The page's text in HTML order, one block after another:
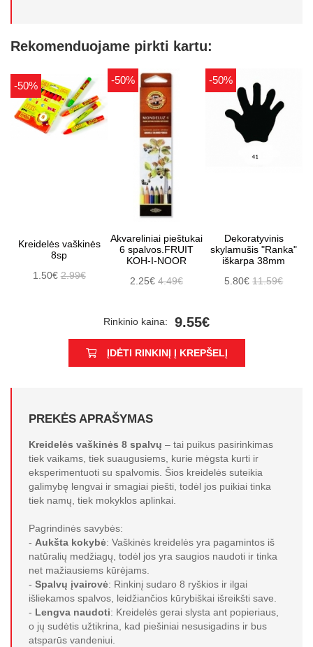
Rekomenduojame pirkti kartu:
-50%
Kreidelės vaškinės
8sp
1.50€2.99€
-50%
Akvareliniai pieštukai
6 spalvos.FRUIT
KOH-I-NOOR
2.25€ 4.49€
-50%
Dekoratyvinis
skylamušis "Ranka"
iškarpa 38mm
5.80€11.59€
Rinkinio kaina: 9.55€
ĮDĖTI RINKINĮ Į KREPŠELĮ
PREKĖS APRAŠYMAS
Kreidelės vaškinės 8 spalvų – tai puikus pasirinkimas
tiek vaikams, tiek suaugusiems, kurie mėgsta kurti ir
eksperimentuoti su spalvomis. Šios kreidelės suteikia
galimybę lengvai ir smagiai piešti, todėl jos puikiai tinka
tiek namų, tiek mokyklos aplinkai.
Pagrindinės savybės:
- Aukšta kokybė: Vaškinės kreidelės yra pagamintos iš
natūralių medžiagų, todėl jos yra saugios naudoti ir tinka
net mažiausiems kūrėjams.
- Spalvų įvairovė: Rinkinį sudaro 8 ryškios ir ilgai
išliekamos spalvos, leidžiančios kūrybiškai išreikšti save.
- Lengva naudoti: Kreidelės gerai slysta ant popieriaus,
o jų sudėtis užtikrina, kad piešiniai nesusigadins ir bus
atsparūs vandeniui.